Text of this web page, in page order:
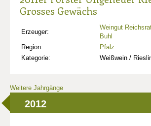
Grosses Gewächs
Erzeuger:
Weingut
Buhl
Region:
Pfalz
Kategorie:
Weißwein /
Weitere Jahrgänge
2012